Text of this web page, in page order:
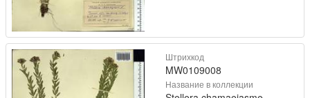
Штрихкод
MW0109008
Название в коллекции